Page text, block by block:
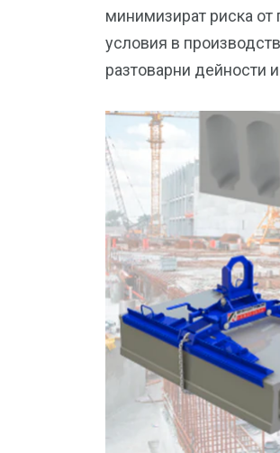
минимизират риска от
условия в
разтоварни дейности